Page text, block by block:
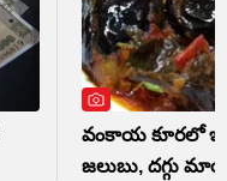
వంకాయ కూరలో
జలుబు, దగ్గు